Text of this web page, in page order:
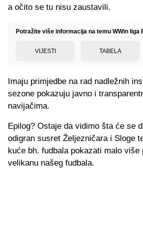
a očito se tu nisu zaustavili.
Potražite više informacija na temu WWin liga
VIJESTI TABELA
Imaju primjedbe na rad nadležnih
sezone pokazuju javno i
navijačima.
Epilog? Ostaje da vidimo šta će se
odigran susret Željezničara i Sloge
kuće bh. fudbala pokazati malo više
velikanu našeg fudbala.